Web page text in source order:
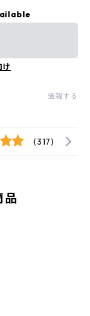
け
通報する
(317)
品